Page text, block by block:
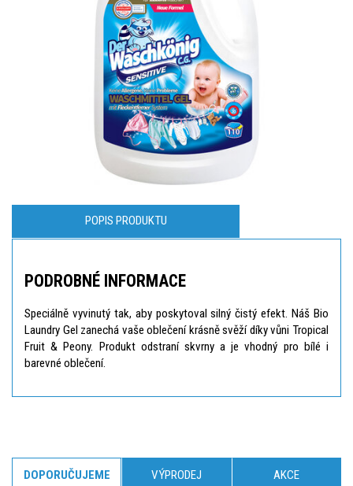
POPIS PRODUKTU
PODROBNÉ INFORMACE
Speciálně vyvinutý tak, aby poskytoval silný čistý efekt. Náš Bio
Laundry Gel zanechá vaše oblečení krásně svěží díky vůni Tropical
Fruit & Peony. Produkt odstraní skvrny a je vhodný pro bílé i
barevné oblečení.
DOPORUČUJEME VÝPRODEJ AKCE